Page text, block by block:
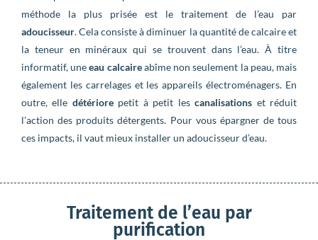
méthode la plus prisée est le traitement de l’eau par
adoucisseur. Cela consiste à diminuer la quantité de calcaire et
la teneur en minéraux qui se trouvent dans l’eau. À titre
informatif, uneeau calcaireabîme non seulement la peau, mais
également les carrelages et les appareils électroménagers. En
outre, elle détériorepetit à petit lescanalisations et réduit
l’action des produits détergents. Pour vous épargner de tous
ces impacts, il vaut mieux installer un adoucisseur d’eau.
Traitement de l’eau par
purification